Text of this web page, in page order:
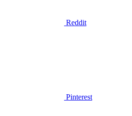
Reddit
Pinterest